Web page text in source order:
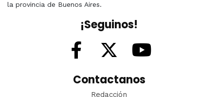
la provincia de Buenos Aires.
¡Seguinos!
Contactanos
Redacción